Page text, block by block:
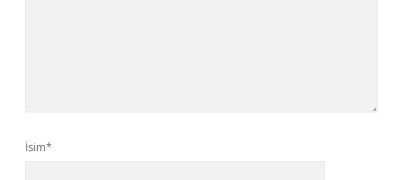
İsim*